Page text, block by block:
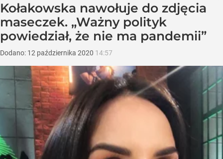
Kołakowska nawołuje do zdjęcia
maseczek. „Ważny polityk
powiedział, że nie ma pandemii”
Dodano: 12 października 2020 14:57